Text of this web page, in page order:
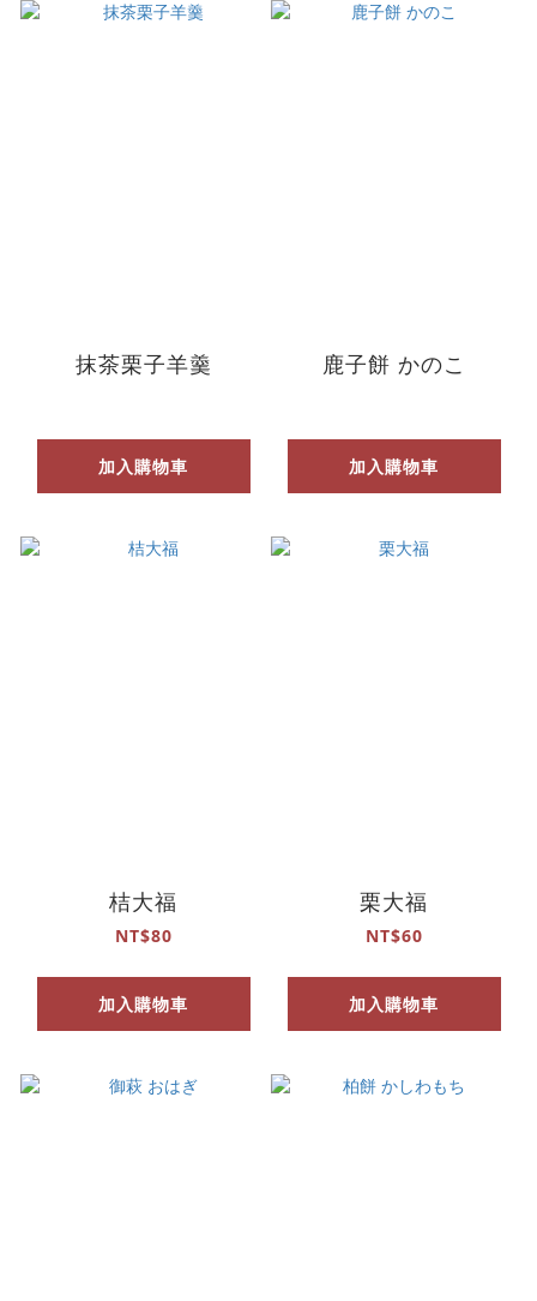
抹茶栗子羊羹
加入購物車
鹿子餅 かのこ
加入購物車
桔大福
NT$80
加入購物車
栗大福
NT$60
加入購物車